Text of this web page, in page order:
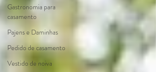
Gastronomia para
casamento
Pajens e Daminhas
Pedido de casamento
Vestido de noiva